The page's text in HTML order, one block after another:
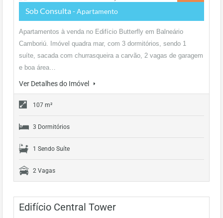
Sob Consulta - Apartamento
Apartamentos à venda no Edifício Butterfly em Balneário
Camboriú. Imóvel quadra mar, com 3 dormitórios, sendo 1
suíte, sacada com churrasqueira a carvão, 2 vagas de garagem
e boa área…
Ver Detalhes do Imóvel
107 m²
3 Dormitórios
1 Sendo Suíte
2 Vagas
Edifício Central Tower